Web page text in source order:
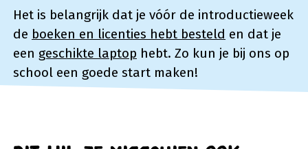
Het is belangrijk dat je vóór de introductieweek
de boeken en licenties hebt besteld en dat je
een geschikte laptop hebt. Zo kun je bij ons op
school een goede start maken!